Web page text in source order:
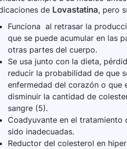
de Lovastatina, pero
Funciona al retrasar la
que se puede acumular en las
otras partes del cuerpo.
Se usa junto con la dieta,
reducir la probabilidad de que
enfermedad del corazón o que
disminuir la cantidad de
sangre (5).
Coadyuvante en el tratamiento
sido inadecuadas.
Reductor del colesterol en